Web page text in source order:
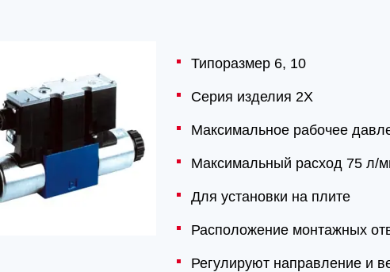
Типоразмер 6, 10
Серия изделия 2X
Максимальное рабочее
Максимальный расход 75 л/
Для установки на плите
Расположение монтажных
Регулируют направление и